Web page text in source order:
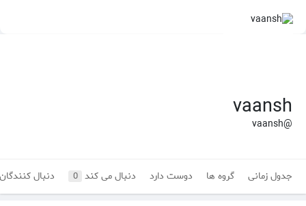
vaansh
@vaansh
جدول زمانی گروه ها دوست دارد دنبال می کند 0 دنبال